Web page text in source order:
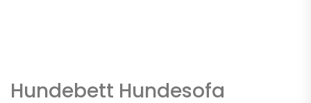
Hundebett Hundesofa